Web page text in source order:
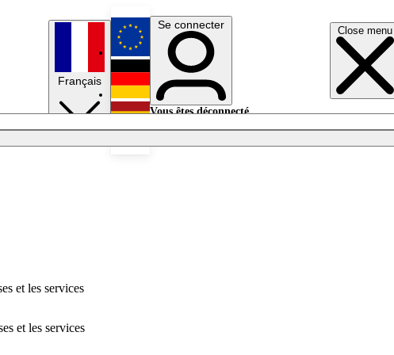
Close menu
Français
English
Deutsch
Se connecter
Vous êtes déconnecté.
et les services
et les services